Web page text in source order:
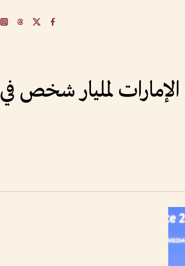
الإمارات لمليار شخص في